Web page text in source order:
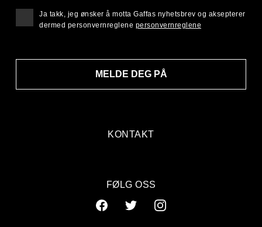
KONTAKT
MELDE DEG PÅ
Ja takk, jeg ønsker å motta Gaffas nyhetsbrev og aksepterer
dermed personvernreglene personvernreglene
FØLG OSS